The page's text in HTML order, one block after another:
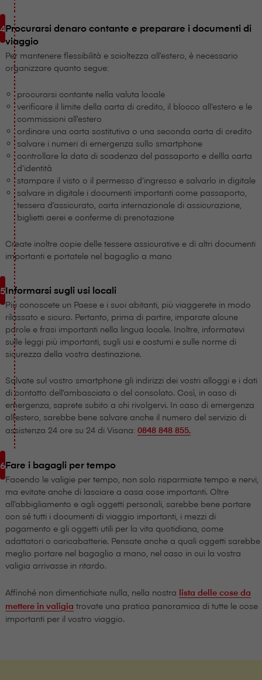
Procurarsi denaro contante e preparare i documenti di
viaggio
Per mantenere flessibilità e scioltezza all’estero, è necessario
organizzare quanto segue:
procurarsi contante nella valuta locale
verificare il limite della carta di credito, il blocco all’estero e le
commissioni all’estero
ordinare una carta sostitutiva o una seconda carta di credito
salvare i numeri di emergenza sullo smartphone
controllare la data di scadenza del passaporto e dellla carta
d’identità
stampare il visto o il permesso d’ingresso e salvarlo in digitale
salvare in digitale i documenti importanti come passaporto,
tessera d’assicurato, carta internazionale di assicurazione,
biglietti aerei e conferme di prenotazione
Create inoltre copie delle tessere assicurative e di altri documenti
importanti e portatele nel bagaglio a mano
Informarsi sugli usi locali
Più conoscete un Paese e i suoi abitanti, più viaggerete in modo
rilassato e sicuro. Pertanto, prima di partire, imparate alcune
parole e frasi importanti nella lingua locale. Inoltre, informatevi
sulle leggi più importanti, sugli usi e costumi e sulle norme di
sicurezza della vostra destinazione.
Salvate sul vostro smartphone gli indirizzi dei vostri alloggi e i dati
di contatto dell’ambasciata o del consolato. Così, in caso di
emergenza, saprete subito a chi rivolgervi. In caso di emergenza
all’estero, sarebbe bene salvare anche il numero del servizio di
assistenza 24 ore su 24 di V⁠i⁠s⁠a⁠n⁠a: 0848 848 855.
Fare i bagagli per tempo
Facendo le valigie per tempo, non solo risparmiate tempo e nervi,
ma evitate anche di lasciare a casa cose importanti. Oltre
all’abbigliamento e agli oggetti personali, sarebbe bene portare
con sé tutti i documenti di viaggio importanti, i mezzi di
pagamento e gli oggetti utili per la vita quotidiana, come
adattatori o caricabatterie. Pensate anche a quali oggetti sarebbe
meglio portare nel bagaglio a mano, nel caso in cui la vostra
valigia arrivasse in ritardo.
Affinché non dimentichiate nulla, nella nostra lista delle cose da
mettere in valigia trovate una pratica panoramica di tutte le cose
importanti per il vostro viaggio.